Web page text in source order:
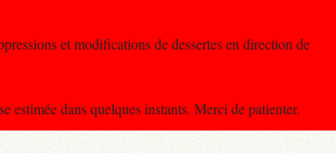
et modifications de dessertes en direction de
dans quelques instants. Merci de patienter.